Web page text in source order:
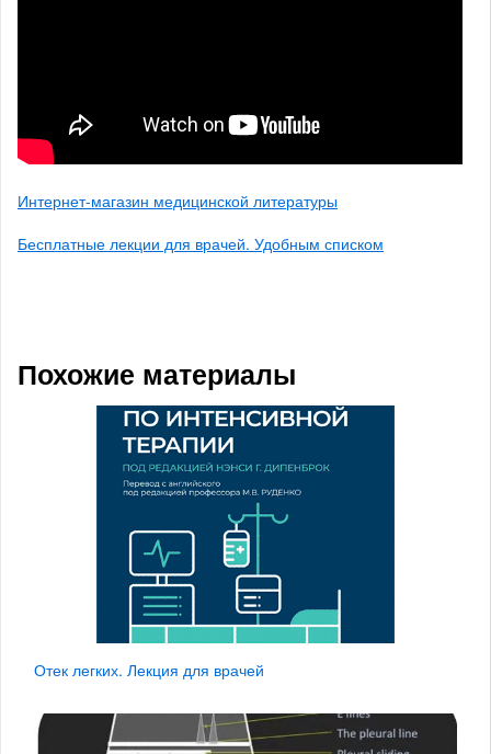
Интернет-магазин медицинской литературы
Бесплатные лекции для врачей. Удобным списком
Похожие материалы
Отек легких. Лекция для врачей